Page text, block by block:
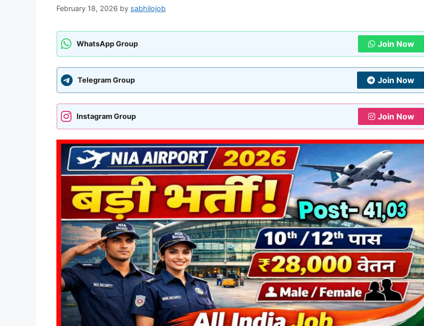
February 18, 2026 by sabhilojob
WhatsApp Group Join Now
Telegram Group Join Now
Instagram Group Join Now